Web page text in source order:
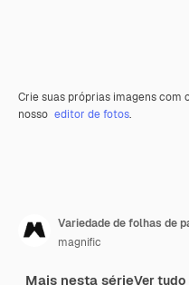
Crie suas próprias imagens com
nosso editor de fotos.
Variedade de folhas de
magnific
Mais nesta sérieVer tudo